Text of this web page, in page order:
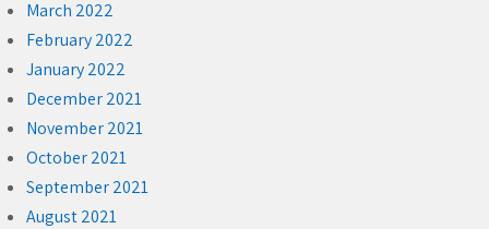
March 2022
February 2022
January 2022
December 2021
November 2021
October 2021
September 2021
August 2021